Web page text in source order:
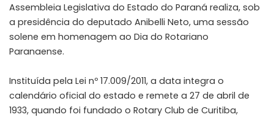
Assembleia Legislativa do Estado do Paraná realiza, sob
a presidência do deputado Anibelli Neto, uma sessão
solene em homenagem ao Dia do Rotariano
Paranaense.
Instituída pela Lei nº 17.009/2011, a data integra o
calendário oficial do estado e remete a 27 de abril de
1933, quando foi fundado o Rotary Club de Curitiba,